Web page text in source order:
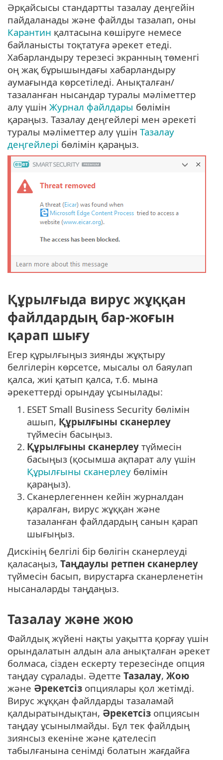
Әрқайсысы стандартты тазалау деңгейін
пайдаланады және файлды тазалап, оны
Карантин қалтасына көшіруге немесе
байланысты тоқтатуға әрекет етеді.
Хабарландыру терезесі экранның төменгі
оң жақ бұрышындағы хабарландыру
аумағында көрсетіледі. Анықталған/
тазаланған нысандар туралы мәліметтер
алу үшін Журнал файлдары бөлімін
қараңыз. Тазалау деңгейлері мен әрекеті
туралы мәліметтер алу үшін Тазалау
деңгейлері бөлімін қараңыз.
Құрылғыда вирус жұққан
файлдардың бар-жоғын
қарап шығу
Егер құрылғыңыз зиянды жұқтыру
белгілерін көрсетсе, мысалы ол баяулап
қалса, жиі қатып қалса, т.б. мына
әрекеттерді орындау ұсынылады:
1. ESET Small Business Security бөлімін
ашып, Құрылғыны сканерлеу
түймесін басыңыз.
2. Құрылғыны сканерлеу түймесін
басыңыз (қосымша ақпарат алу үшін
Құрылғыны сканерлеу бөлімін
қараңыз).
3. Сканерлегеннен кейін журналдан
қаралған, вирус жұққан және
тазаланған файлдардың санын қарап
шығыңыз.
Дискінің белгілі бір бөлігін сканерлеуді
қаласаңыз, Таңдаулы ретпен сканерлеу
түймесін басып, вирустарға сканерленетін
нысаналарды таңдаңыз.
Тазалау және жою
Файлдық жүйені нақты уақытта қорғау үшін
орындалатын алдын ала анықталған әрекет
болмаса, сізден ескерту терезесінде опция
таңдау сұралады. Әдетте Тазалау, Жою
және Әрекетсіз опциялары қол жетімді.
Вирус жұққан файлдарды тазаламай
қалдыратындықтан, Әрекетсіз опциясын
таңдау ұсынылмайды. Бұл тек файлдың
зиянсыз екеніне және қателесіп
табылғанына сенімді болатын жағдайға